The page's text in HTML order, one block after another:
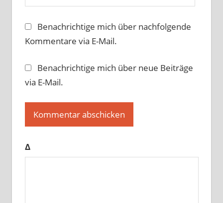
Benachrichtige mich über nachfolgende
Kommentare via E-Mail.
Benachrichtige mich über neue Beiträge
via E-Mail.
Δ